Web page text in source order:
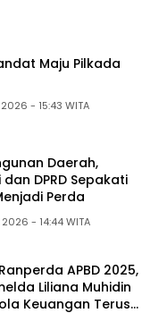
Maju Pilkada
Kamis, 23 Juli 2026 - 15:43 WITA
Daerah,
DPRD Sepakati
Perda
Selasa, 14 Juli 2026 - 14:44 WITA
APBD 2025,
Liliana Muhidin
Keuangan Terus